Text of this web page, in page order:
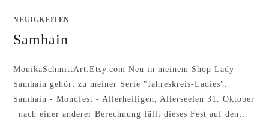
NEUIGKEITEN
Samhain
MonikaSchmittArt.Etsy.com Neu in meinem Shop Lady
Samhain gehört zu meiner Serie "Jahreskreis-Ladies".
Samhain - Mondfest - Allerheiligen, Allerseelen 31. Oktober
| nach einer anderer Berechnung fällt dieses Fest auf den…